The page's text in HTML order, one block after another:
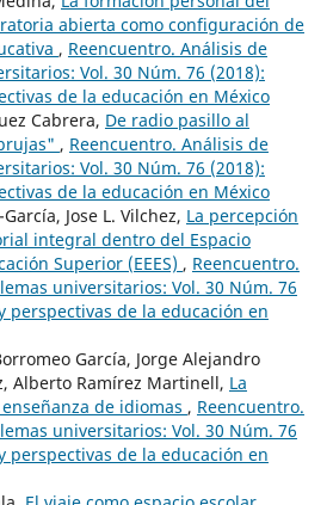
abierta como configuración de
, Reencuentro. Análisis de
Vol. 30 Núm. 76 (2018):
de la educación en México
Cabrera, De radio pasillo al
, Reencuentro. Análisis de
Vol. 30 Núm. 76 (2018):
de la educación en México
Jose L. Vilchez, La percepción
integral dentro del Espacio
Superior (EEES) , Reencuentro.
universitarios: Vol. 30 Núm. 76
perspectivas de la educación en
García, Jorge Alejandro
Alberto Ramírez Martinell, La
de idiomas , Reencuentro.
universitarios: Vol. 30 Núm. 76
perspectivas de la educación en